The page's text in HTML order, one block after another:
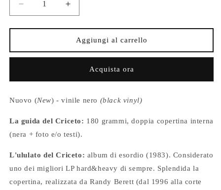
Diminuisci
quantità
per
-
Holy
-
Nero
Vinyl)
(2021)
Aumenta
quantità
per
DIO
-
Holy
-
Nero
Vinyl)
(2021)
Aggiungi al carrello
Acquista ora
Nuovo (New) - vinile nero (black vinyl)
La guida del Criceto: 180 grammi,doppia copertina interna
(nera + foto e/o testi).
L'ululato del Criceto: album di esordio (1983). Considerato
uno dei migliori LP hard&heavy di sempre. Splendida la
copertina, realizzata da Randy Berett (dal 1996 alla corte